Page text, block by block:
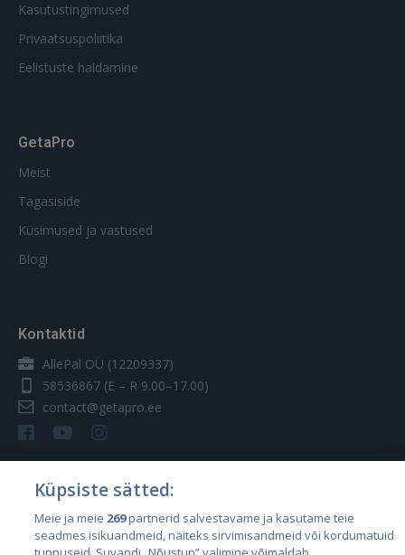
Kasutustingimused
Privaatsuspoliitika
Eelistuste haldamine
GetaPro
Meist
Tagasiside
Küsimused ja vastused
Blogi
Kontaktid
AllePal OÜ (12209337)
58536867 (E – R 9.00–17.00)
contact@getapro.ee
Riigid
Eesti
Küpsiste sätted:
Meie ja meie 269partnerid salvestavame ja kasutame teie
seadmes isikuandmeid, näiteks sirvimisandmeid või kordumatuid